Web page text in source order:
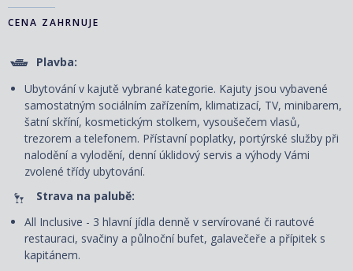
CENA ZAHRNUJE
Plavba:
Ubytování v kajutě vybrané kategorie. Kajuty jsou vybavené
samostatným sociálním zařízením, klimatizací, TV, minibarem,
šatní skříní, kosmetickým stolkem, vysoušečem vlasů,
trezorem a telefonem. Přístavní poplatky, portýrské služby při
nalodění a vylodění, denní úklidový servis a výhody Vámi
zvolené třídy ubytování.
Strava na palubě:
All Inclusive - 3 hlavní jídla denně v servírované či rautové
restauraci, svačiny a půlnoční bufet, galavečeře a přípitek s
kapitánem.